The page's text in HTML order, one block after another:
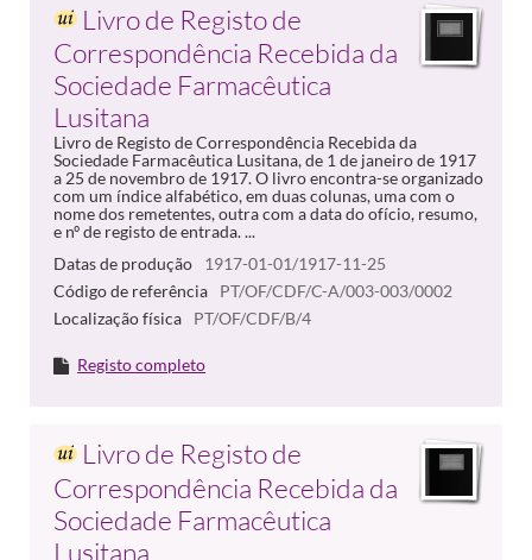
Livro de Registo de
Correspondência Recebida da
Sociedade Farmacêutica
Lusitana
Livro de Registo de Correspondência Recebida da
Sociedade Farmacêutica Lusitana, de 1 de janeiro de 1917
a 25 de novembro de 1917. O livro encontra-se organizado
com um índice alfabético, em duas colunas, uma com o
nome dos remetentes, outra com a data do ofício, resumo,
e nº de registo de entrada. ...
Datas de produção
1917-01-01/1917-11-25
Código de referência
PT/OF/CDF/C-A/003-003/0002
Localização física
PT/OF/CDF/B/4
Registo completo
Livro de Registo de
Correspondência Recebida da
Sociedade Farmacêutica
Lusitana